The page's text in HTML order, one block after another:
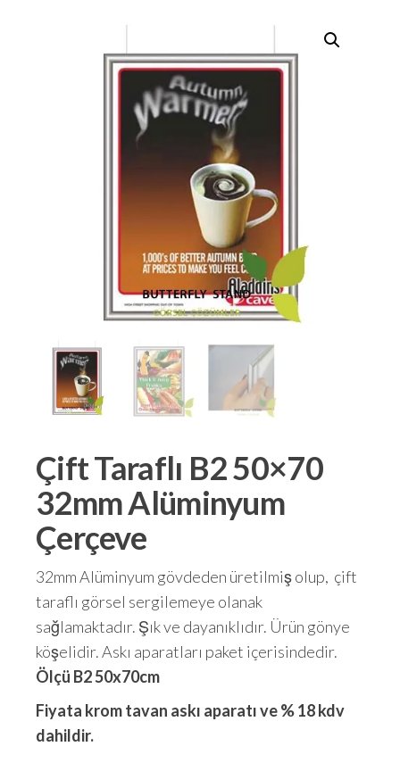
Çift Taraflı B2 50×70
32mm Alüminyum
Çerçeve
32mm Alüminyum gövdeden üretilmiş olup, çift
taraflı görsel sergilemeye olanak
sağlamaktadır. Şık ve dayanıklıdır. Ürün gönye
köşelidir. Askı aparatları paket içerisindedir.
Ölçü B2 50x70cm
Fiyata krom tavan askı aparatı ve % 18 kdv
dahildir.